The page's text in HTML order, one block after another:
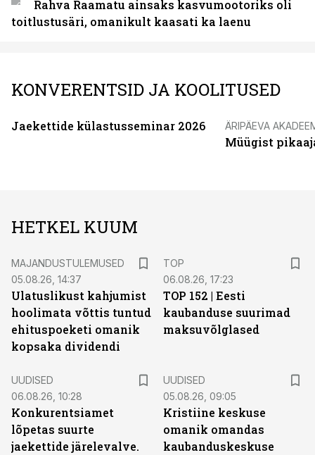
Rahva Raamatu ainsaks kasvumootoriks oli
toitlustusäri, omanikult kaasati ka laenu
KONVERENTSID JA KOOLITUSED
Jaekettide külastusseminar 2026 ÄRIPÄEVA
Müügist
HETKEL KUUM
MAJANDUSTULEMUSED
05.08.26, 14:37
Ulatuslikust kahjumist
hoolimata võttis tuntud
ehituspoeketi omanik
kopsaka dividendi
TOP
06.08.26, 17:23
TOP 152 | Eesti
kaubanduse suurimad
maksuvõlglased
UUDISED
06.08.26, 10:28
Konkurentsiamet
lõpetas suurte
jaekettide järelevalve.
UUDISED
05.08.26, 09:05
Kristiine keskuse
omanik omandas
kaubanduskeskuse